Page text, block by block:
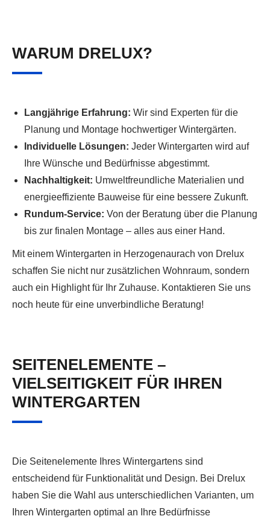
WARUM DRELUX?
Langjährige Erfahrung: Wir sind Experten für die
Planung und Montage hochwertiger Wintergärten.
Individuelle Lösungen: Jeder Wintergarten wird auf
Ihre Wünsche und Bedürfnisse abgestimmt.
Nachhaltigkeit: Umweltfreundliche Materialien und
energieeffiziente Bauweise für eine bessere Zukunft.
Rundum-Service: Von der Beratung über die Planung
bis zur finalen Montage – alles aus einer Hand.
Mit einem Wintergarten in Herzogenaurach von Drelux
schaffen Sie nicht nur zusätzlichen Wohnraum, sondern
auch ein Highlight für Ihr Zuhause. Kontaktieren Sie uns
noch heute für eine unverbindliche Beratung!
SEITENELEMENTE –
VIELSEITIGKEIT FÜR IHREN
WINTERGARTEN
Die Seitenelemente Ihres Wintergartens sind
entscheidend für Funktionalität und Design. Bei Drelux
haben Sie die Wahl aus unterschiedlichen Varianten, um
Ihren Wintergarten optimal an Ihre Bedürfnisse